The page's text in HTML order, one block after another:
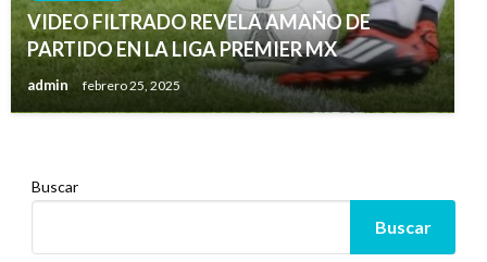
VIDEO FILTRADO REVELA AMAÑO DE
PARTIDO EN LA LIGA PREMIER MX
admin febrero 25, 2025
CDMX
Suspenderán venta de bebidas alcohólicas por
elecciones
mayo 29, 2024
Buscar
Buscar